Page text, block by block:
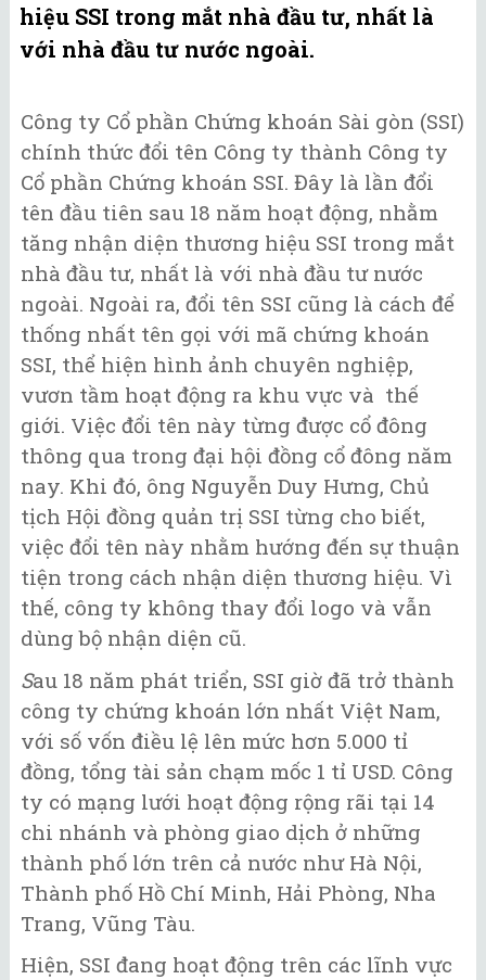
hiệu SSI trong mắt nhà đầu tư, nhất là
với nhà đầu tư nước ngoài.
Công ty Cổ phần Chứng khoán Sài gòn (SSI)
chính thức đổi tên Công ty thành Công ty
Cổ phần Chứng khoán SSI. Đây là lần đổi
tên đầu tiên sau 18 năm hoạt động, nhằm
tăng nhận diện thương hiệu SSI trong mắt
nhà đầu tư, nhất là với nhà đầu tư nước
ngoài. Ngoài ra, đổi tên SSI cũng là cách để
thống nhất tên gọi với mã chứng khoán
SSI, thể hiện hình ảnh chuyên nghiệp,
vươn tầm hoạt động ra khu vực và thế
giới. Việc đổi tên này từng được cổ đông
thông qua trong đại hội đồng cổ đông năm
nay. Khi đó, ông Nguyễn Duy Hưng, Chủ
tịch Hội đồng quản trị SSI từng cho biết,
việc đổi tên này nhằm hướng đến sự thuận
tiện trong cách nhận diện thương hiệu. Vì
thế, công ty không thay đổi logo và vẫn
dùng bộ nhận diện cũ.
Sau 18 năm phát triển, SSI giờ đã trở thành
công ty chứng khoán lớn nhất Việt Nam,
với số vốn điều lệ lên mức hơn 5.000 tỉ
đồng, tổng tài sản chạm mốc 1 tỉ USD. Công
ty có mạng lưới hoạt động rộng rãi tại 14
chi nhánh và phòng giao dịch ở những
thành phố lớn trên cả nước như Hà Nội,
Thành phố Hồ Chí Minh, Hải Phòng, Nha
Trang, Vũng Tàu.
Hiện, SSI đang hoạt động trên các lĩnh vực